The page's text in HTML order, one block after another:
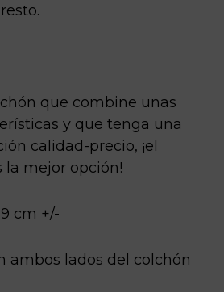
que combine unas
y que tenga una
calidad-precio, ¡el
la mejor opción!
cm +/-
ambos lados del colchón